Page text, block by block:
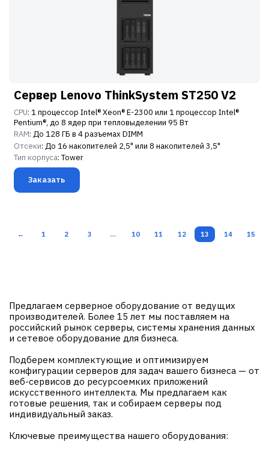
Сервер Lenovo ThinkSystem ST250 V2
CPU: 1 процессор Intel® Xeon® E-2300 или 1 процессор Intel®
Pentium®, до 8 ядер при тепловыделении 95 Вт
RAM: До 128 ГБ в 4 разъемах DIMM
Отсеки: До 16 накопителей 2,5" или 8 накопителей 3,5"
Тип корпуса: Tower
Заказать
← 1 2 3 … 10 11 12 13 14 15
Предлагаем серверное оборудование от ведущих
производителей. Более 15 лет мы поставляем на
российский рынок серверы, системы хранения данных
и сетевое оборудование для бизнеса.
Подберем комплектующие и оптимизируем
конфигурации серверов для задач вашего бизнеса — от
веб-сервисов до ресурсоемких приложений
искусственного интеллекта. Мы предлагаем как
готовые решения, так и собираем серверы под
индивидуальный заказ.
Ключевые преимущества нашего оборудования: